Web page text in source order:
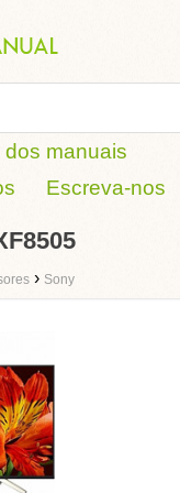
manuais
Escreva-nos
› Sony